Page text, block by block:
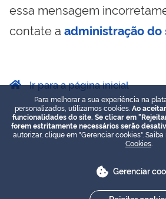
essa mensagem
contate a administração do
Ir para a página inicial
Para melhorar a sua experiência na
personalizados, utilizamos cookies. Ao
funcionalidades do site. Se clicar em
forem estritamente necessários serão
autorizar, clique em "Gerenciar cookies".
Cookies
Gerenciar